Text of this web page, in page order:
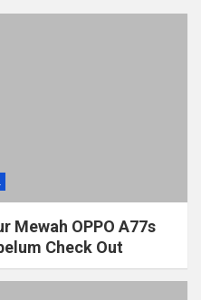
Mewah OPPO A77s
Check Out